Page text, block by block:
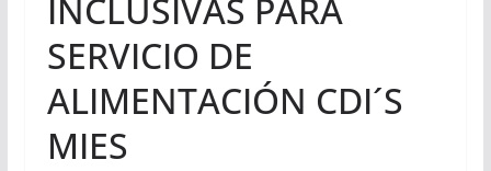
INCLUSIVAS PARA
SERVICIO DE
ALIMENTACIÓN CDI´S
MIES